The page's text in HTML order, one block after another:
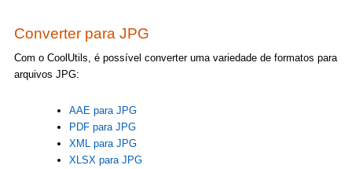
Converter para JPG
Com o CoolUtils, é possível converter uma variedade de formatos para
arquivos JPG:
AAE para JPG
PDF para JPG
XML para JPG
XLSX para JPG